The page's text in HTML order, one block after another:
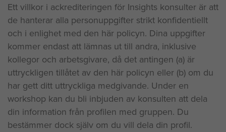
Ett villkor i ackrediteringen för Insights konsulter är att
de hanterar alla personuppgifter strikt konfidentiellt
och i enlighet med den här policyn. Dina uppgifter
kommer endast att lämnas ut till andra, inklusive
kollegor och arbetsgivare, då det antingen (a) är
uttryckligen tillåtet av den här policyn eller (b) om du
har gett ditt uttryckliga medgivande. Under en
workshop kan du bli inbjuden av konsulten att dela
din information från profilen med gruppen. Du
bestämmer dock själv om du vill dela din profil.